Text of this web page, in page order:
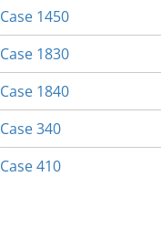
Case 1450
Case 1830
Case 1840
Case 340
Case 410